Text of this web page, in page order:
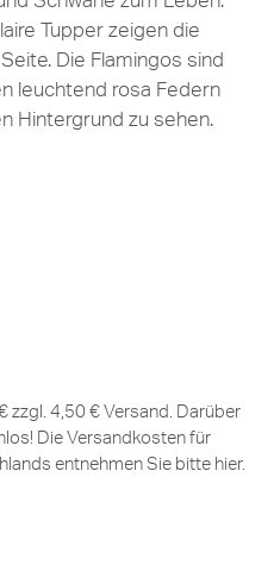
Tupper zeigen die
Die Flamingos sind
leuchtend rosa Federn
Hintergrund zu sehen.
zzgl. 4,50 € Versand. Darüber
Die Versandkosten für
entnehmen Sie bitte hier.